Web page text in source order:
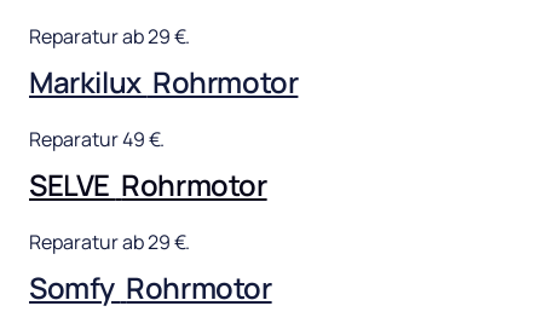
Reparatur ab 29 €.
Markilux Rohrmotor
Reparatur 49 €.
SELVE Rohrmotor
Reparatur ab 29 €.
Somfy Rohrmotor